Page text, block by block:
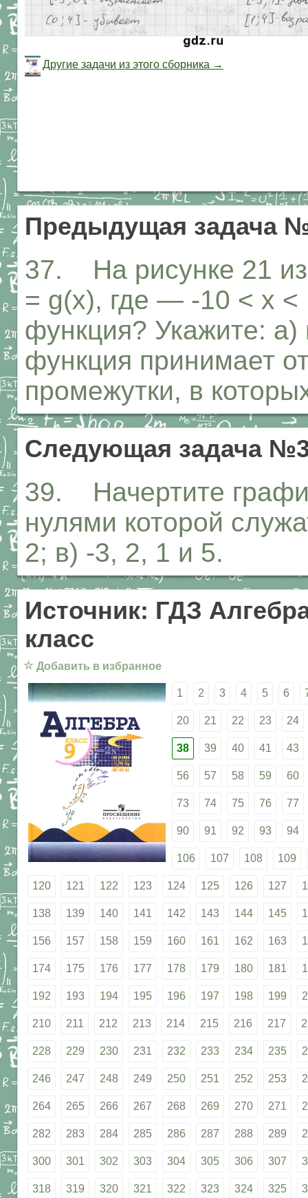
Другие задачи из этого сборника →
Предыдущая задача
37. На рисунке 21
= g(x), где — -10 < х <
функция? Укажите: а)
функция принимает
промежутки, в
Следующая задача
39. Начертите
нулями которой
2; в) -3, 2, 1 и 5.
Источник: ГДЗ
класс
☆ Добавить в избранное
1 2 3 4 5 6
20 21 22 23 24
38 39 40 41 43
56 57 58 59 60
73 74 75 76 77
90 91 92 93 94
106 107 108 109
120 121 122 123 124 125 126 127
138 139 140 141 142 143 144 145
156 157 158 159 160 161 162 163
174 175 176 177 178 179 180 181
192 193 194 195 196 197 198 199
210 211 212 213 214 215 216 217
228 229 230 231 232 233 234 235
246 247 248 249 250 251 252 253
264 265 266 267 268 269 270 271
282 283 284 285 286 287 288 289
300 301 302 303 304 305 306 307
318 319 320 321 322 323 324 325